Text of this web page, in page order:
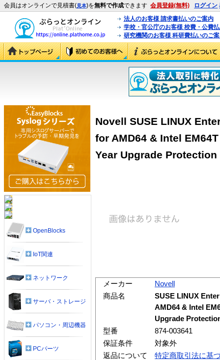
会員はオンラインで見積書(見本)を無料で作成できます 会員登録(無料) ログイン
法人のお客様 請求書払いのご案内
学校・官公庁のお客様 校費・公費
研究機関のお客様 科研費払いのご
Novell SUSE LINUX
for AMD64 & Intel
Year Upgrade
メーカー
Novell
商品名
SUSE LINUX
AMD64 & Intel
Upgrade
型番
874-003641
保証条件
対象外
返品について
特定商取引法に基
OpenBlocks
IoT関連
ネットワーク
サーバ・ストレージ
パソコン・周辺機器
PCパーツ